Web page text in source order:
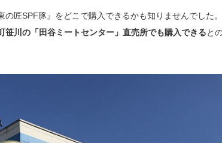
匠SPF豚』をどこで購入できるかも知りませんでした。
笹川の「田谷ミートセンター」直売所でも購入できると